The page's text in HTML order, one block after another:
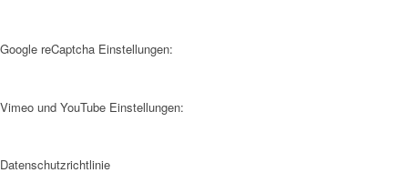
Google reCaptcha Einstellungen:
Vimeo und YouTube Einstellungen:
Datenschutzrichtlinie